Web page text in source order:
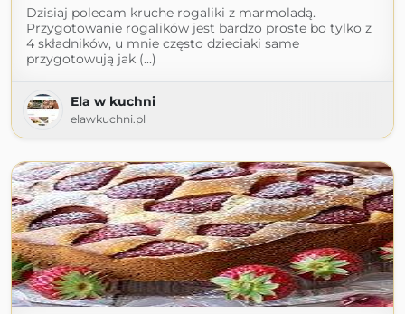
Dzisiaj polecam kruche rogaliki z marmoladą.
Przygotowanie rogalików jest bardzo proste bo tylko z
4 składników, u mnie często dzieciaki same
przygotowują jak (...)
Ela w kuchni
elawkuchni.pl